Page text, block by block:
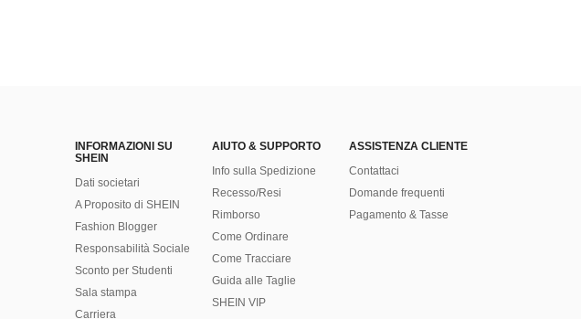
INFORMAZIONI SU
SHEIN
Dati societari
A Proposito di SHEIN
Fashion Blogger
Responsabilità Sociale
Sconto per Studenti
Sala stampa
Carriera
AIUTO & SUPPORTO
Info sulla Spedizione
Recesso/Resi
Rimborso
Come Ordinare
Come Tracciare
Guida alle Taglie
SHEIN VIP
ASSISTENZA CLIENTE
Contattaci
Domande frequenti
Pagamento & Tasse